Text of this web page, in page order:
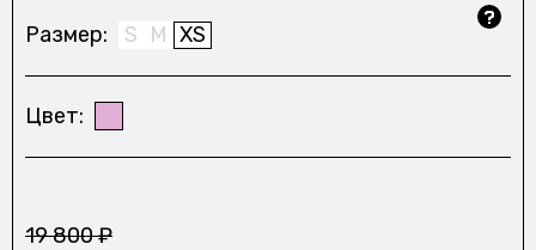
Размер S M XS
Цвет
19 800 ₽